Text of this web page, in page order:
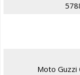
Moto Guzzi